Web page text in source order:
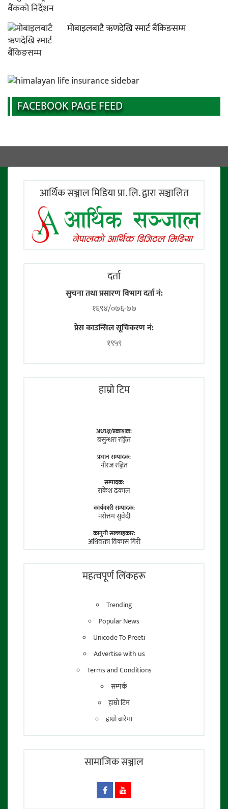
मोबाइलबाटै ऋणदेखि स्मार्ट बैंकिङसम्म
FACEBOOK PAGE FEED
आर्थिक सञ्जाल मिडिया प्रा. लि. द्वारा सञ्चालित
दर्ता
सुचना तथा प्रसारण विभाग दर्ता नं:
१६९४/०७६-७७
प्रेस काउन्सिल सूचिकरण नं:
१९५९
हाम्राे टिम
अध्यक्ष/प्रकाशक:
बसुन्धरा रञ्जित
प्रधान सम्पादक:
नीरज रञ्जित
सम्पादक:
राकेश ढकाल
कार्यकारी सम्पादक:
नराेत्तम सुवेदी
कानुनी सल्लाहकार:
अधिवक्ता विकास गिरी
तेजेन्द्र श्रेष्ठ
महत्वपूर्ण लिंकहरू
Trending
Popular News
Unicode To Preeti
Advertise with us
Terms and Conditions
सम्पर्क
हाम्रो टिम
हाम्रो बारेमा
सामाजिक सञ्जाल